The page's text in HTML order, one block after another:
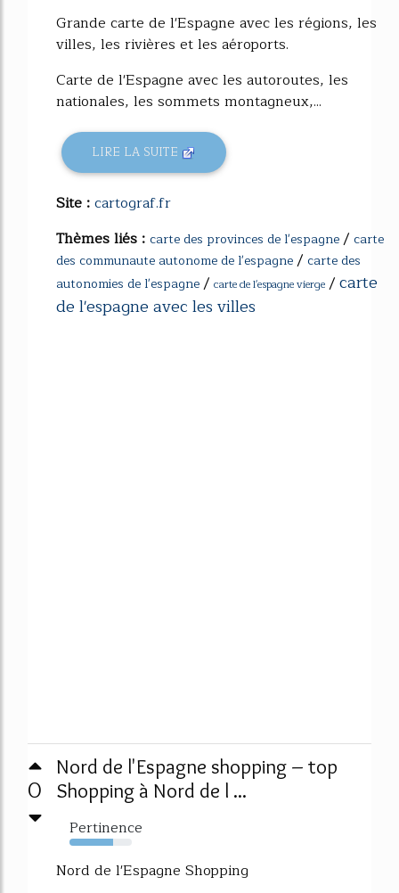
Grande carte de l'Espagne avec les régions, les
villes, les rivières et les aéroports.
Carte de l'Espagne avec les autoroutes, les
nationales, les sommets montagneux,...
LIRE LA SUITE
Site :cartograf.fr
Thèmes liés : carte des provinces de l'espagne/ carte
des communaute autonome de l'espagne/ carte des
autonomies de l'espagne/ carte de l'espagne vierge /carte
de l'espagne avec les villes
0
Nord de l'Espagne shopping – top
Shopping à Nord de l ...
Pertinence
70%
Nord de l'Espagne Shopping